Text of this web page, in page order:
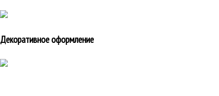
Декоративное оформление